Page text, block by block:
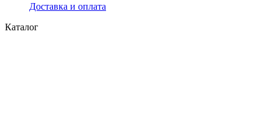
Доставка и оплата
Каталог